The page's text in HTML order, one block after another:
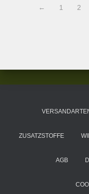
← 1 2
ZUSATZSTOFFE
AGB